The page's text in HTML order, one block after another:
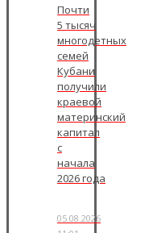
Почти
5 тысяч
многодетных
семей
Кубани
получили
краевой
материнский
капитал
с
начала
2026 года
05.08.2026